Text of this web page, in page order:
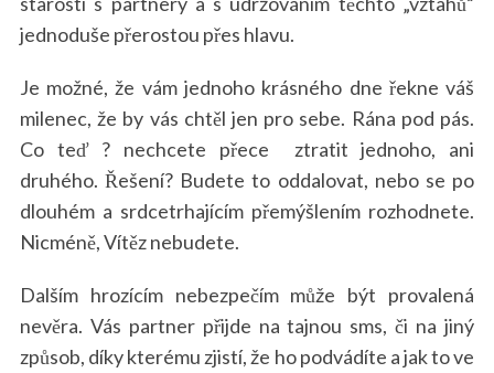
jednoduše přerostou přes hlavu.
Je možné, že vám jednoho krásného dne řekne váš
milenec, že by vás chtěl jen pro sebe. Rána pod pás.
Co teď ? nechcete přece ztratit jednoho, ani
druhého. Řešení? Budete to oddalovat, nebo se po
dlouhém a srdcetrhajícím přemýšlením rozhodnete.
Nicméně, Vítěz nebudete.
Dalším hrozícím nebezpečím může být provalená
nevěra. Vás partner přijde na tajnou sms, či na jiný
způsob, díky kterému zjistí, že ho podvádíte a jak to ve